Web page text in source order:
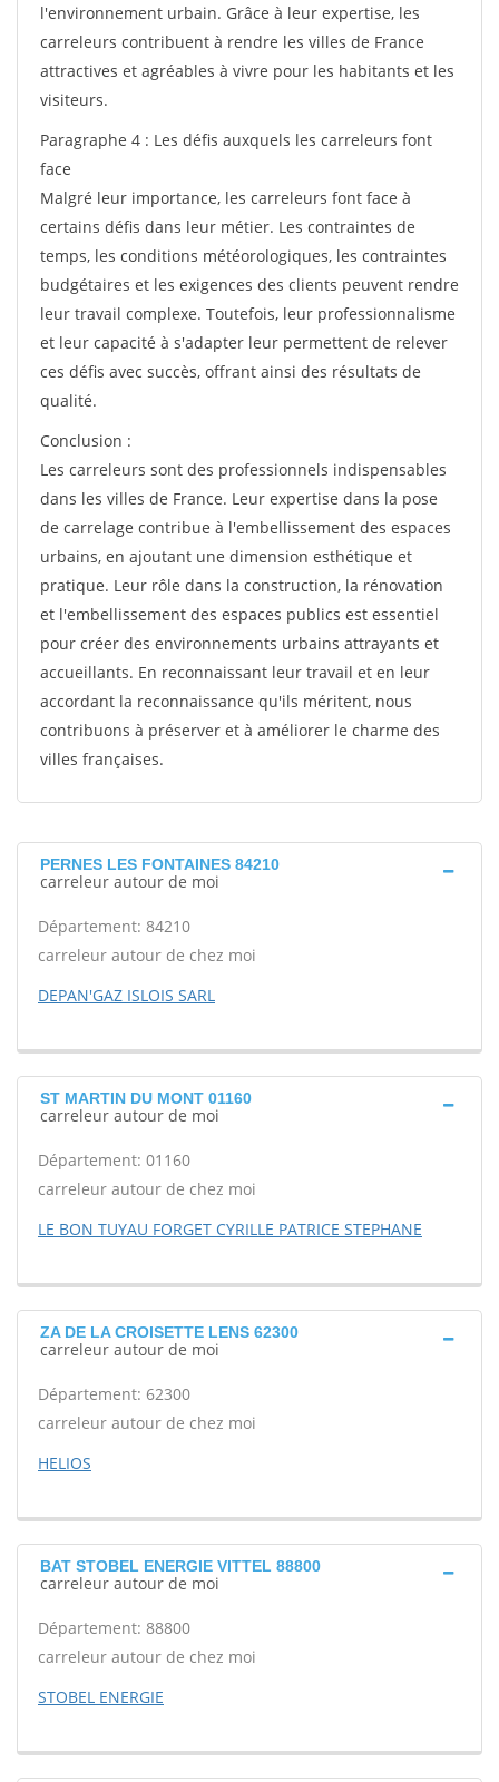
l'environnement urbain. Grâce à leur expertise, les
carreleurs contribuent à rendre les villes de France
attractives et agréables à vivre pour les habitants et les
visiteurs.
Paragraphe 4 : Les défis auxquels les carreleurs font
face
Malgré leur importance, les carreleurs font face à
certains défis dans leur métier. Les contraintes de
temps, les conditions météorologiques, les contraintes
budgétaires et les exigences des clients peuvent rendre
leur travail complexe. Toutefois, leur professionnalisme
et leur capacité à s'adapter leur permettent de relever
ces défis avec succès, offrant ainsi des résultats de
qualité.
Conclusion :
Les carreleurs sont des professionnels indispensables
dans les villes de France. Leur expertise dans la pose
de carrelage contribue à l'embellissement des espaces
urbains, en ajoutant une dimension esthétique et
pratique. Leur rôle dans la construction, la rénovation
et l'embellissement des espaces publics est essentiel
pour créer des environnements urbains attrayants et
accueillants. En reconnaissant leur travail et en leur
accordant la reconnaissance qu'ils méritent, nous
contribuons à préserver et à améliorer le charme des
villes françaises.
PERNES LES FONTAINES 84210
carreleur autour de moi
Département: 84210
carreleur autour de chez moi
DEPAN'GAZ ISLOIS SARL
ST MARTIN DU MONT 01160
carreleur autour de moi
Département: 01160
carreleur autour de chez moi
LE BON TUYAU FORGET CYRILLE PATRICE STEPHANE
ZA DE LA CROISETTE LENS 62300
carreleur autour de moi
Département: 62300
carreleur autour de chez moi
HELIOS
BAT STOBEL ENERGIE VITTEL 88800
carreleur autour de moi
Département: 88800
carreleur autour de chez moi
STOBEL ENERGIE